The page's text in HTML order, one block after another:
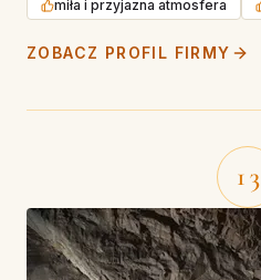
miła i przyjazna atmosfera
ZOBACZ PROFIL FIRMY
13